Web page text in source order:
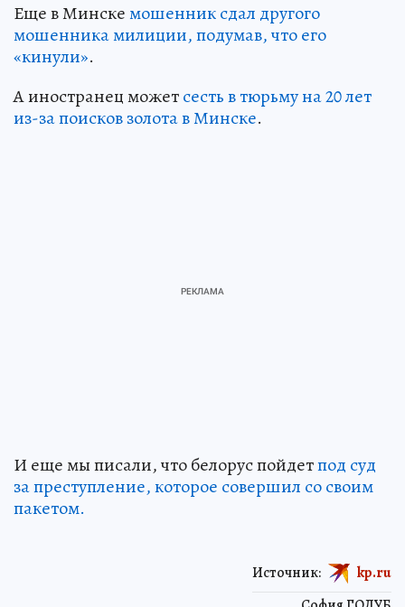
Еще в Минскемошенник сдал другого
мошенника милиции, подумав, что его
«кинули».
А иностранец можетсесть в тюрьму на 20 лет
из-за поисков золота в Минске.
И еще мы писали, что белорус пойдетпод суд
за преступление, которое совершил со своим
пакетом.
Источник: kp.ru